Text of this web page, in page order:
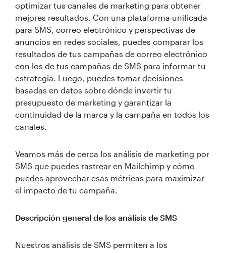
optimizar tus canales de marketing para obtener
mejores resultados. Con una plataforma unificada
para SMS, correo electrónico y perspectivas de
anuncios en redes sociales, puedes comparar los
resultados de tus campañas de correo electrónico
con los de tus campañas de SMS para informar tu
estrategia. Luego, puedes tomar decisiones
basadas en datos sobre dónde invertir tu
presupuesto de marketing y garantizar la
continuidad de la marca y la campaña en todos los
canales.
Veamos más de cerca los análisis de marketing por
SMS que puedes rastrear en Mailchimp y cómo
puedes aprovechar esas métricas para maximizar
el impacto de tu campaña.
Descripción general de los análisis de SMS
Nuestros análisis de SMS permiten a los